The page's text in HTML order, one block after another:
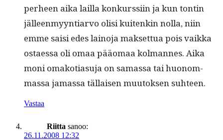
per­heen aika lail­la konkurssi­in ja kun ton­tin
jälleen­myyn­tiar­vo olisi kuitenkin nol­la, niin
emme saisi edes lain­o­ja mak­set­tua pois vaik­ka
ostaes­sa oli omaa pääo­maa kol­mannes. Aika
moni omako­ti­a­su­ja on samas­sa tai huonom­
mas­sa jamas­sa täl­laisen muu­tok­sen suhteen.
Vastaa
Riitta sanoo:
26.11.2008 12:32